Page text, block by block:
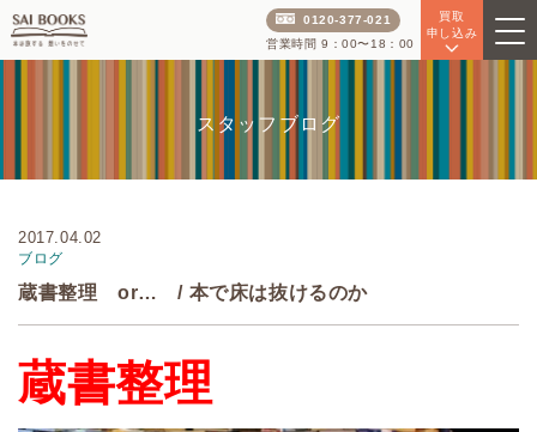
買取
申し込み
0120-377-021
営業時間 9：00〜18：00
スタッフブログ
2017.04.02
ブログ
蔵書整理 or… / 本で床は抜けるのか
蔵書整理